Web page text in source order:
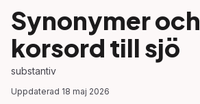
Synonymer och
korsord till sjö
substantiv
Uppdaterad 18 maj 2026